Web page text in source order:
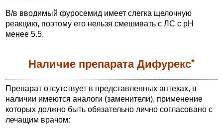
В/в вводимый фуросемид имеет слегка щелочную
реакцию, поэтому его нельзя смешивать с ЛС с pH
менее 5.5.
Наличие препарата Дифурекс*
Препарат отсутствует в представленных аптеках, в
наличии имеются аналоги (заменители), применение
которых должно быть обязательно лично согласовано с
лечащим врачом: